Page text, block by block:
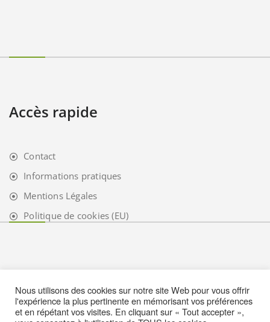
Accès rapide
Contact
Informations pratiques
Mentions Légales
Politique de cookies (EU)
Nous utilisons des cookies sur notre site Web pour vous offrir
l'expérience la plus pertinente en mémorisant vos préférences
et en répétant vos visites. En cliquant sur « Tout accepter »,